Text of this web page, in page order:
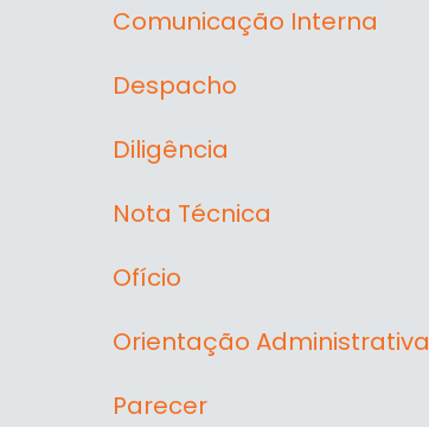
Comunicação Interna
Despacho
Diligência
Nota Técnica
Ofício
Orientação Administrativa
Parecer